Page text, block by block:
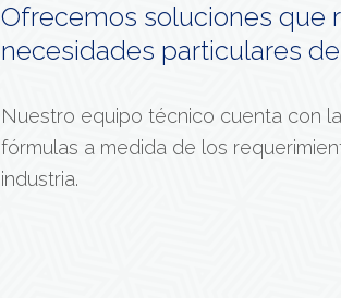
Ofrecemos soluciones que
necesidades particulares
Nuestro equipo técnico cuenta con
fórmulas a medida de los
industria.